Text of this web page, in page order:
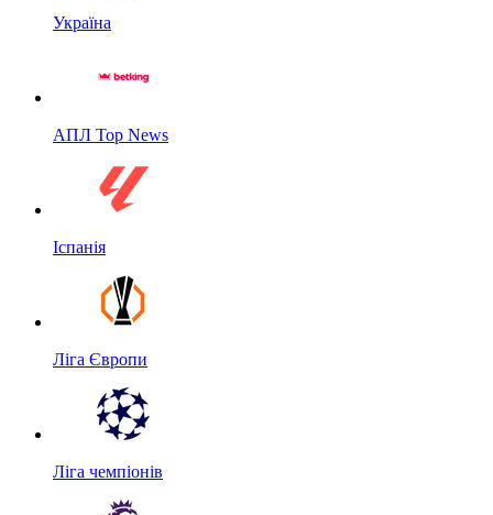
Україна
АПЛ Top News
Іспанія
Ліга Європи
Ліга чемпіонів